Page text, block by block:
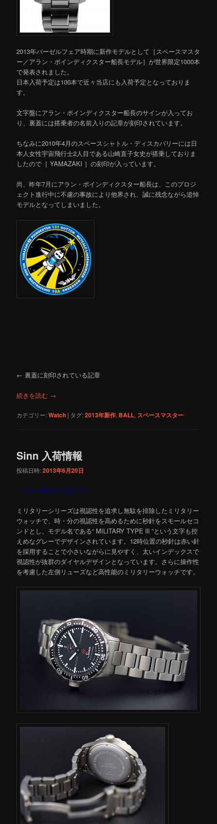
2013年バーゼルフェア時期に新作モデルとして［スペースマスタ
ー／アラン・ポインディクスター船長モデル］が世界限定1000本
で発表されました。
日本入荷予定は100本で近々当店にも入荷予定となっておりま
す。
文字盤にアラン・ポインディクスター船長のサインが入ってお
り、裏蓋には搭乗者の名前入りの記章が刻印されています。
ちなみに2010年4月のスペースシャトル・ディスカバリーには日
本人女性宇宙飛行士2人目である山崎直子女史が搭乗しておりま
したので［ YAMAZAKI ］の刻印が入っています。
尚、昨年7月にアラン・ポインディクスター船長は、このプロジ
ェクト進行中に不慮の事故により他界され、誠に残念ながら追悼
モデルとなってしまいました。
← 裏蓋に刻印されている記章
続きを読む →
カテゴリー:Watch | タグ:2013年新作, BALL, スペースマスター
Sinn 入荷情報
投稿日時:2013年6月20日
《 Sinn Military Type III 》
ミリタリーシリーズは視認性を追求し無駄を排除したミリタリー
ウォッチで、時・分の視認性を高めるために秒針をスモールセコ
ンドとし、モデル名である“ MILITARY TYPE lll ”という文字も控
えめなグレーでデザインされています。12時位置の秒針は赤い針
を採用することで小さいながらに見やすく、太いインデックスで
視認性が抜群のダイヤルデザインとなっています。さらに操作性
を考慮した左側リューズなど高性能のミリタリーウォッチです。